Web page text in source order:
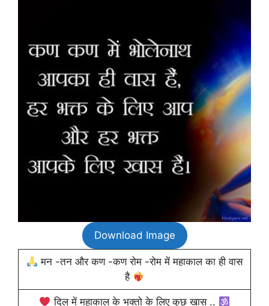
Download Image
मन -तन और कण -कण रोम -रोम में महाकाल का ही वास
है
दिल में महाकाल के भक्तो के लिए कुछ खास ..